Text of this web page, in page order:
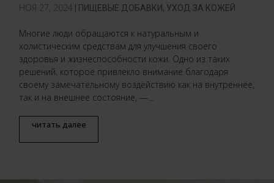
НОЯ 27, 2024 | ПИЩЕВЫЕ ДОБАВКИ, УХОД ЗА КОЖЕЙ
Многие люди обращаются к натуральным и
холистическим средствам для улучшения своего
здоровья и жизнеспособности кожи. Одно из таких
решений, которое привлекло внимание благодаря
своему замечательному воздействию как на внутреннее,
так и на внешнее состояние, —...
читать далее